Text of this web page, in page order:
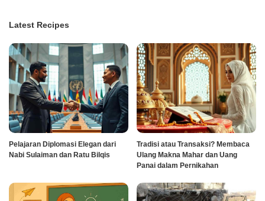
Latest Recipes
Pelajaran Diplomasi Elegan dari
Nabi Sulaiman dan Ratu Bilqis
Tradisi atau Transaksi? Membaca
Ulang Makna Mahar dan Uang
Panai dalam Pernikahan